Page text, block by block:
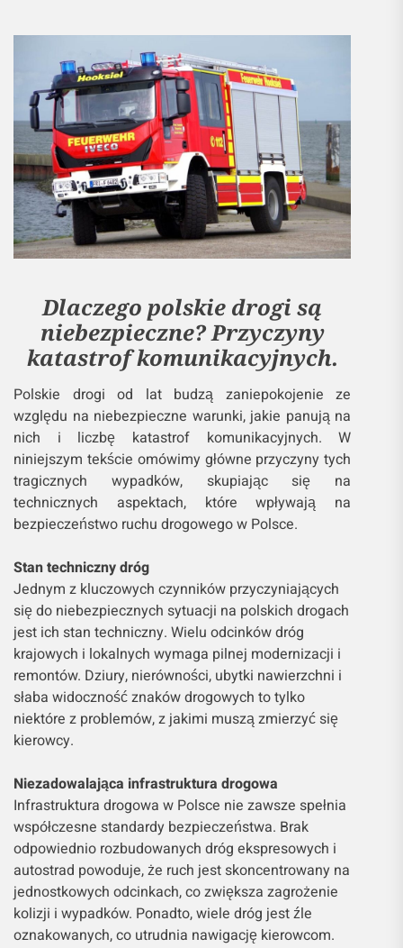
Dlaczego polskie drogi są
niebezpieczne? Przyczyny
katastrof komunikacyjnych.
Polskie drogi od lat budzą zaniepokojenie ze
względu na niebezpieczne warunki, jakie panują na
nich i liczbę katastrof komunikacyjnych. W
niniejszym tekście omówimy główne przyczyny tych
tragicznych wypadków, skupiając się na
technicznych aspektach, które wpływają na
bezpieczeństwo ruchu drogowego w Polsce.
Stan techniczny dróg
Jednym z kluczowych czynników przyczyniających
się do niebezpiecznych sytuacji na polskich drogach
jest ich stan techniczny. Wielu odcinków dróg
krajowych i lokalnych wymaga pilnej modernizacji i
remontów. Dziury, nierówności, ubytki nawierzchni i
słaba widoczność znaków drogowych to tylko
niektóre z problemów, z jakimi muszą zmierzyć się
kierowcy.
Niezadowalająca infrastruktura drogowa
Infrastruktura drogowa w Polsce nie zawsze spełnia
współczesne standardy bezpieczeństwa. Brak
odpowiednio rozbudowanych dróg ekspresowych i
autostrad powoduje, że ruch jest skoncentrowany na
jednostkowych odcinkach, co zwiększa zagrożenie
kolizji i wypadków. Ponadto, wiele dróg jest źle
oznakowanych, co utrudnia nawigację kierowcom.